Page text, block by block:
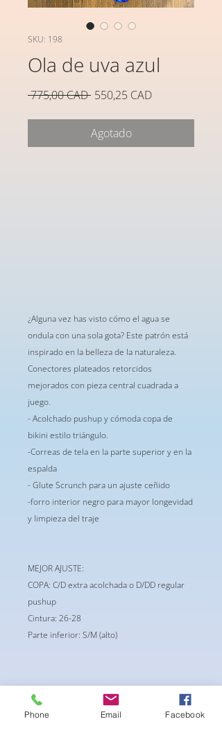
SKU: 198
Ola de uva azul
775,00 CAD Precio
550,25 CADPrecio
Agotado
¿Alguna vez has visto cómo el agua se
ondula con una sola gota? Este patrón está
inspirado en la belleza de la naturaleza.
Conectores plateados retorcidos
mejorados con pieza central cuadrada a
juego.
- Acolchado pushup y cómoda copa de
bikini estilo triángulo.
-Correas de tela en la parte superior y en la
espalda
- Glute Scrunch para un ajuste ceñido
-forro interior negro para mayor longevidad
y limpieza del traje
MEJOR AJUSTE:
COPA: C/D extra acolchada o D/DD regular
pushup
Cintura: 26-28
Parte inferior: S/M (alto)
Phone Email Facebook